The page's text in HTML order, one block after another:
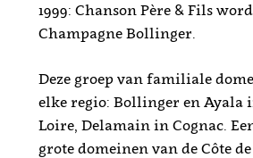
1999: Chanson Père & Fils
Champagne Bollinger.
Deze groep van familiale
elke regio: Bollinger en Ayala
Loire, Delamain in Cognac.
grote domeinen van de Côte